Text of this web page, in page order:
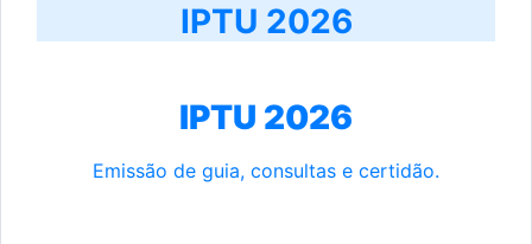
IPTU 2026
IPTU 2026
Emissão de guia, consultas e certidão.